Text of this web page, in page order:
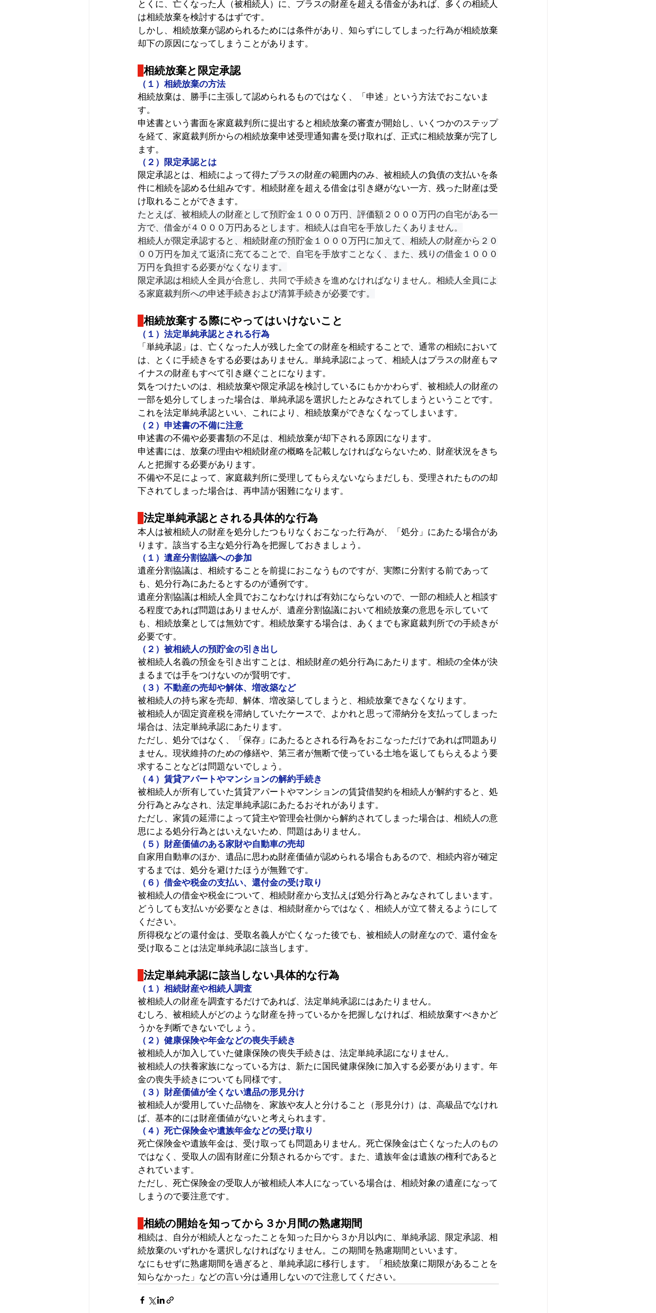
とくに、亡くなった人（被相続人）に、プラスの財産を超える借金があれば、多くの相続人
は相続放棄を検討するはずです。
しかし、相続放棄が認められるためには条件があり、知らずにしてしまった行為が相続放棄
却下の原因になってしまうことがあります。
相続放棄と限定承認
（１）相続放棄の方法
相続放棄は、勝手に主張して認められるものではなく、「申述」という方法でおこないま
す。
申述書という 書面を家庭裁判所に提出すると相続放棄の審査が開始 し、いくつかのステップ
を経て、家庭裁判所からの相続放棄申述受理通知書を受け取れば、正式に相続放棄が完了し
ます。
（２）限定承認とは
限定承認とは、相続によって得たプラスの財産の範囲内のみ、 被相続人の負債の支払いを条
件に相続を認める仕組みです。相続財産を超える借金は引き継がない一方、残った財産は受
け取れることができます。
たとえば、被相続人の財産として預貯金１０００万円、評価額２０００万円の自宅がある一
方で、借金が４０００万円あるとします。相続人は自宅を手放したくありません。
相続人が限定承認すると、相続財産の預貯金１０００万円に加えて、相続人の財産から２０
００万円を加えて返済に充てることで、自宅を手放すことなく、また、残りの借金１０００
万円を負担する必要がなくなります。
限定承認は相続人全員が合意し、共同で手続きを進めなければなりません。 相続人全員によ
る家庭裁判所への申述手続きおよび清算手続きが必要です。
相続放棄する際にやってはいけないこと
（１）法定単純承認とされる行為
「単純承認」は、亡くなった人が残した全ての財産を相続することで、通常の相続において
は、とくに手続きをする必要はありません。単純承認によって、相続人はプラスの財産もマ
イナスの財産もすべて引き継ぐことになります。
気をつけたいのは、相続放棄や限定承認を検討しているにもかかわらず、被相続人の財産の
一部を処分してしまった場合は、単純承認を選択したとみなされてしまうということです。
これを法定単純承認といい、これにより、相続放棄ができなくなってしまいます。
（２）申述書の不備に注意
申述書の不備や必要書類の不足は、相続放棄が却下される原因になります。
申述書には、放棄の理由や相続財産の概略を記載しなければならないため、財産状況をきち
んと把握する必要があります。
不備や不足によって、家庭裁判所に受理してもらえないならまだしも、受理されたものの却
下されてしまった場合は、再申請が困難になります。
法定単純承認とされる具体的な行為
本人は被相続人の財産を処分したつもりなくおこなった行為が、「処分」にあたる場合があ
ります。該当する主な処分行為を把握しておきましょう。
（１）遺産分割協議への参加
遺産分割協議は、相続することを前提におこなうものですが、実際に分割する前であって
も、処分行為にあたるとするのが通例です。
遺産分割協議は相続人全員でおこなわなければ有効にならないので、一部の相続人と相談す
る程度であれば問題はありませんが、遺産分割協議において相続放棄の意思を示していて
も、相続放棄としては無効です。相続放棄する場合は、あくまでも家庭裁判所での手続きが
必要です。
（２）被相続人の預貯金の引き出し
被相続人名義の預金を引き出すことは、相続財産の処分行為にあたります。相続の全体が決
まるまでは手をつけないのが賢明です。
（３）不動産の売却や解体、増改築など
被相続人の持ち家を売却、解体、増改築してしまうと、相続放棄できなくなります。
被相続人が固定資産税を滞納していたケースで、よかれと思って滞納分を支払ってしまった
場合は、法定単純承認にあたります。
ただし、処分ではなく、「保存」にあたるとされる行為をおこなっただけであれば問題あり
ません。現状維持のための修繕や、第三者が無断で使っている土地を返してもらえるよう要
求することなどは問題ないでしょう。
（４）賃貸アパートやマンションの解約手続き
被相続人が所有していた賃貸アパートやマンションの賃貸借契約を相続人が解約すると、処
分行為とみなされ、法定単純承認にあたるおそれがあります。
ただし、家賃の延滞によって貸主や管理会社側から解約されてしまった場合は、相続人の意
思による処分行為とはいえないため、問題はありません。
（５）財産価値のある家財や自動車の売却
自家用自動車のほか、遺品に思わぬ財産価値が認められる場合もあるので、相続内容が確定
するまでは、処分を避けたほうが無難です。
（６）借金や税金の支払い、還付金の受け取り
被相続人の借金や税金について、相続財産から支払えば処分行為とみなされてしまいます。
どうしても支払いが必要なときは、相続財産からではなく、相続人が立て替えるようにして
ください。
所得税などの還付金は、受取名義人が亡くなった後でも、被相続人の財産なので、還付金を
受け取ることは法定単純承認に該当します。
法定単純承認に該当しない具体的な行為
（１）相続財産や相続人調査
被相続人の財産を調査するだけであれば、法定単純承認にはあたりません。
むしろ、被相続人がどのような財産を持っているかを把握しなければ、相続放棄すべきかど
うかを判断できないでしょう。
（２）健康保険や年金などの喪失手続き
被相続人が加入していた健康保険の喪失手続きは、法定単純承認になりません。
被相続人の扶養家族になっている方は、新たに国民健康保険に加入する必要があります。年
金の喪失手続きについても同様です。
（３）財産価値が全くない遺品の形見分け
被相続人が愛用していた品物を、家族や友人と分けること（形見分け）は、高級品でなけれ
ば、基本的には財産価値がないと考えられます。
（４）死亡保険金や遺族年金などの受け取り
死亡保険金や遺族年金は、受け取っても問題ありません。死亡保険金は亡くなった人のもの
ではなく、受取人の固有財産に分類されるからです。また、遺族年金は遺族の権利であると
されています。
ただし、死亡保険金の受取人が被相続人本人になっている場合は、相続対象の遺産になって
しまうので要注意です。
相続の開始を知ってから３か月間の熟慮期間
相続は、自分が相続人となったことを知った日から３か月以内に、単純承認、限定承認、相
続放棄のいずれかを選択しなければなりません。この期間を熟慮期間といいます。
なにもせずに熟慮期間を過ぎると、単純承認に移行します。「相続放棄に期限があることを
知らなかった」などの言い分は通用しないので注意してください。